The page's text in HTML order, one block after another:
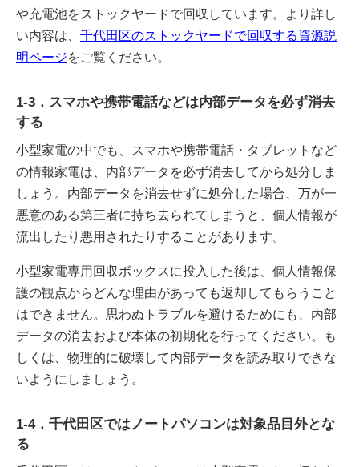
や充電池をストックヤードで回収しています。より詳し
い内容は、 千代田区のストックヤードで回収する資源説
明ページをご覧ください。
1-3．スマホや携帯電話などは内部データを必ず消去
する
小型家電の中でも、スマホや携帯電話・タブレットなど
の情報家電は、内部データを必ず消去してから処分しま
しょう。内部データを消去せずに処分した場合、万が一
悪意のある第三者に持ち去られてしまうと、個人情報が
流出したり悪用されたりすることがあります。
小型家電専用回収ボックスに投入した後は、個人情報保
護の観点からどんな理由があっても返却してもらうこと
はできません。思わぬトラブルを避けるためにも、内部
データの消去および本体の初期化を行ってください。も
しくは、物理的に破壊して内部データを読み取りできな
いようにしましょう。
1-4．千代田区ではノートパソコンは対象品目外とな
る